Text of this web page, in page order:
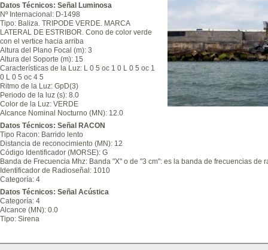
Datos Técnicos: Señal Luminosa
Nº Internacional: D-1498
Tipo: Baliza. TRIPODE VERDE. MARCA
LATERAL DE ESTRIBOR. Cono de color verde
con el vertice hacia arriba
Altura del Plano Focal (m): 3
Altura del Soporte (m): 15
Características de la Luz: L 0 5 oc 1 0 L 0 5 oc 1
0 L 0 5 oc 4 5
Ritmo de la Luz: GpD(3)
Periodo de la luz (s): 8.0
Color de la Luz: VERDE
Alcance Nominal Nocturno (MN): 12.0
Datos Técnicos: Señal RACON
Tipo Racon: Barrido lento
Distancia de reconocimiento (MN): 12
Código Identificador (MORSE): G
Banda de Frecuencia Mhz: Banda "X" o de "3 cm": es la banda de frecuencias de
Identificador de Radioseñal: 1010
Categoría: 4
Datos Técnicos: Señal Acústica
Categoría: 4
Alcance (MN): 0.0
Tipo: Sirena